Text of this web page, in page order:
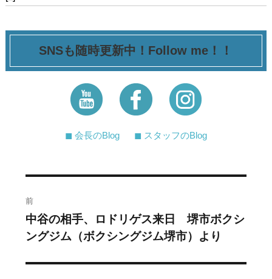
SNSも随時更新中！Follow me！！
◼︎ 会長のBlog ◼︎ スタッフのBlog
稿
ナ
ビ
前
過
去
中谷の相手、ロドリゲス来日 堺市ボクシ
ングジム（ボクシングジム堺市）より